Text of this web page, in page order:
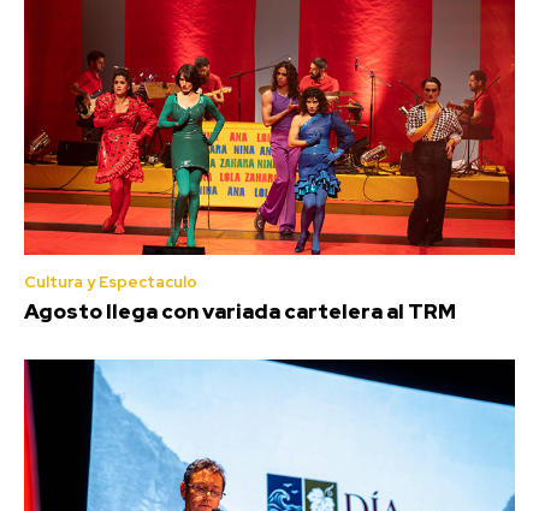
Cultura y Espectaculo
Agosto llega con variada cartelera al TRM